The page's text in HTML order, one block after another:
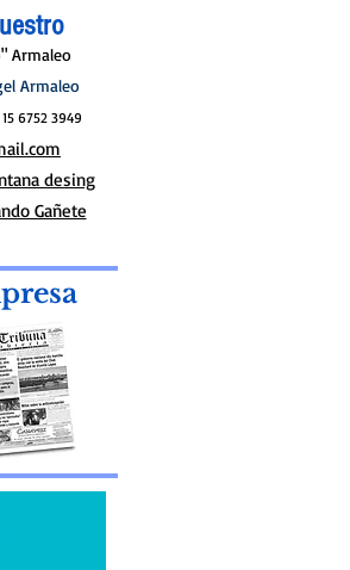
Armaleo
Armaleo
6752 3949
desing
Gañete